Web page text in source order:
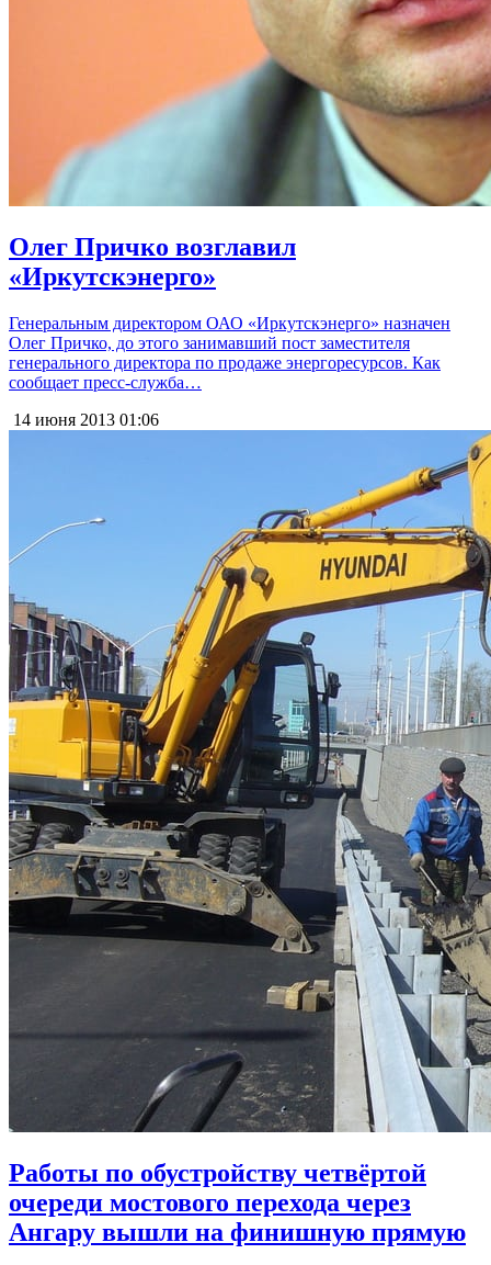
Олег Причко возглавил
«Иркутскэнерго»
Генеральным директором ОАО «Иркутскэнерго» назначен
Олег Причко, до этого занимавший пост заместителя
генерального директора по продаже энергоресурсов. Как
сообщает пресс-служба…
14 июня 2013 01:06
Работы по обустройству четвёртой
очереди мостового перехода через
Ангару вышли на финишную прямую